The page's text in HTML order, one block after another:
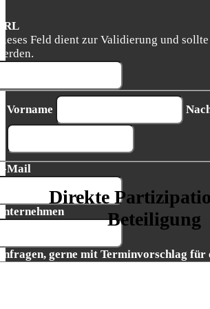
Direkte
Beteiligung
Feld dient zur Validierung und
Vorname
Mail
gerne mit Terminvorschlag für